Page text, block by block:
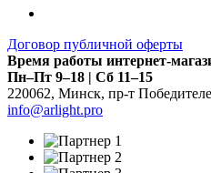
Договор публичной оферты
Время работы интернет-
Пн–Пт 9–18 | Сб 11–15
220062, Минск, пр-т
info@arlight.pro